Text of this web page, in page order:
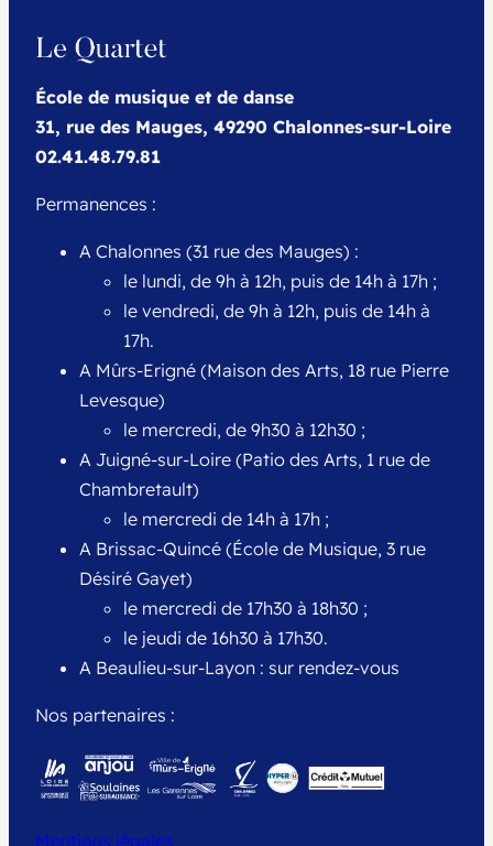
École de musique et de danse
31, rue des Mauges, 49290 Chalonnes-sur-Loire
02.41.48.79.81
Permanences :
A Chalonnes (31 rue des Mauges) :
le lundi, de 9h à 12h, puis de 14h à 17h ;
le vendredi, de 9h à 12h, puis de 14h à
17h.
A Mûrs-Erigné (Maison des Arts, 18 rue Pierre
Levesque)
le mercredi, de 9h30 à 12h30 ;
A Juigné-sur-Loire (Patio des Arts, 1 rue de
Chambretault)
le mercredi de 14h à 17h ;
A Brissac-Quincé (École de Musique, 3 rue
Désiré Gayet)
le mercredi de 17h30 à 18h30 ;
le jeudi de 16h30 à 17h30.
A Beaulieu-sur-Layon : sur rendez-vous
Nos partenaires :
Mentions légales